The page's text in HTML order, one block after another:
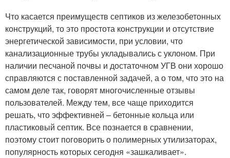
Что касается преимуществ септиков из железобетонных
конструкций, то это простота конструкции и отсутствие
энергетической зависимости, при условии, что
канализационные трубы укладывались с уклоном. При
наличии песчаной почвы и достаточном УГВ они хорошо
справляются с поставленной задачей, а о том, что это на
самом деле так, говорят многочисленные отзывы
пользователей. Между тем, все чаще приходится
решать, что эффективней – бетонные кольца или
пластиковый септик. Все познается в сравнении,
поэтому стоит поговорить о полимерных утилизаторах,
популярность которых сегодня «зашкаливает».